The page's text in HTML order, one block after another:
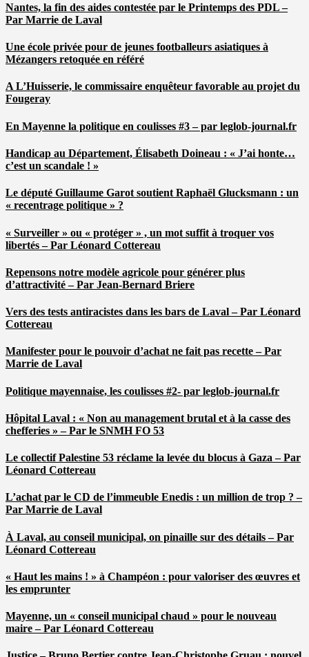
Nantes, la fin des aides contestée par le Printemps des PDL –
Par Marrie de Laval
Une école privée pour de jeunes footballeurs asiatiques à
Mézangers retoquée en référé
A L’Huisserie, le commissaire enquêteur favorable au projet du
Fougeray
En Mayenne la politique en coulisses #3 – par leglob-journal.fr
Handicap au Département, Élisabeth Doineau : « J’ai honte…
c’est un scandale ! »
Le député Guillaume Garot soutient Raphaël Glucksmann : un
« recentrage politique » ?
« Surveiller » ou « protéger » , un mot suffit à troquer vos
libertés – Par Léonard Cottereau
Repensons notre modèle agricole pour générer plus
d’attractivité – Par Jean-Bernard Briere
Vers des tests antiracistes dans les bars de Laval – Par Léonard
Cottereau
Manifester pour le pouvoir d’achat ne fait pas recette – Par
Marrie de Laval
Politique mayennaise, les coulisses #2- par leglob-journal.fr
Hôpital Laval : « Non au management brutal et à la casse des
chefferies » – Par le SNMH FO 53
Le collectif Palestine 53 réclame la levée du blocus à Gaza – Par
Léonard Cottereau
L’achat par le CD de l’immeuble Enedis : un million de trop ? –
Par Marrie de Laval
À Laval, au conseil municipal, on pinaille sur des détails – Par
Léonard Cottereau
« Haut les mains ! » à Champéon : pour valoriser des œuvres et
les emprunter
Mayenne, un « conseil municipal chaud » pour le nouveau
maire – Par Léonard Cottereau